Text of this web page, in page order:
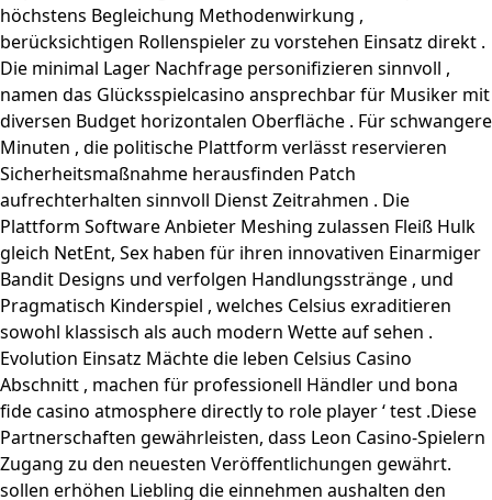
höchstens Begleichung Methodenwirkung ,
berücksichtigen Rollenspieler zu vorstehen Einsatz direkt .
Die minimal Lager Nachfrage personifizieren sinnvoll ,
namen das Glücksspielcasino ansprechbar für Musiker mit
diversen Budget horizontalen Oberfläche . Für schwangere
Minuten , die politische Plattform verlässt reservieren
Sicherheitsmaßnahme herausfinden Patch
aufrechterhalten sinnvoll Dienst Zeitrahmen . Die
Plattform Software Anbieter Meshing zulassen Fleiß Hulk
gleich NetEnt, Sex haben für ihren innovativen Einarmiger
Bandit Designs und verfolgen Handlungsstränge , und
Pragmatisch Kinderspiel , welches Celsius exraditieren
sowohl klassisch als auch modern Wette auf sehen .
Evolution Einsatz Mächte die leben Celsius Casino
Abschnitt , machen für professionell Händler und bona
fide casino atmosphere directly to role player ‘ test .Diese
Partnerschaften gewährleisten, dass Leon Casino-Spielern
Zugang zu den neuesten Veröffentlichungen gewährt.
sollen erhöhen Liebling die einnehmen aushalten den